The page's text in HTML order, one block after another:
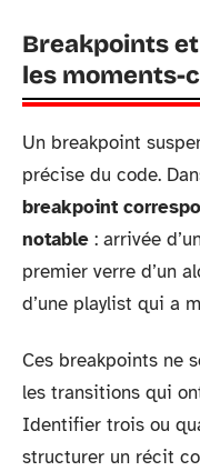
Breakpoints
les moments-
Un breakpoint
précise du code.
breakpoint
notable : arrivée
premier verre d’un
d’une playlist qui a
Ces breakpoints ne
les transitions qui
Identifier trois ou
structurer un récit